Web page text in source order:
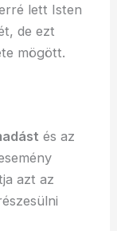
lett Isten
de ezt
mögött.
és az
azt az